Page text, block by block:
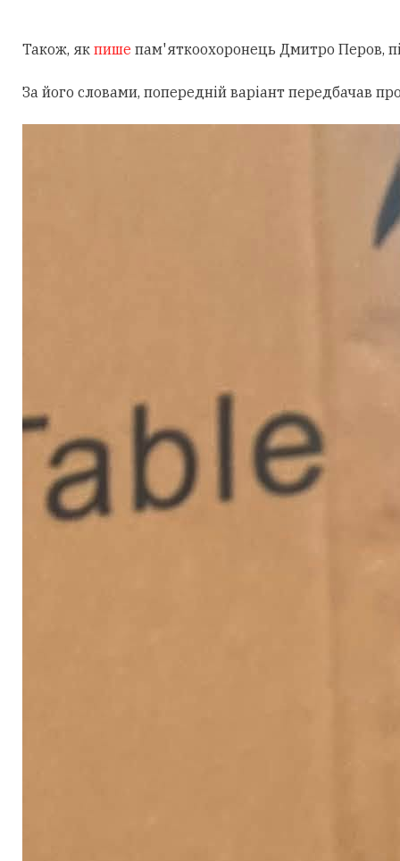
Також, як пише пам'яткоохоронець Дмитро Перов,
За його словами, попередній варіант передбачав